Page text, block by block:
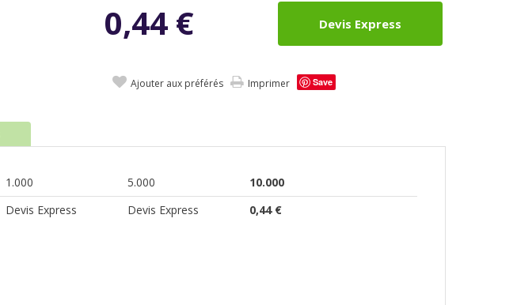
0,44 € Devis Express
Ajouter aux préférés Imprimer Save
1.000 5.000
10.000
Devis Express Devis Express 0,44 €